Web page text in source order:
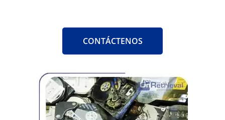
CONTÁCTENOS